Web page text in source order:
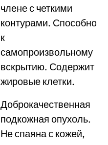
члене с четкими
контурами. Способно
к
самопроизвольному
вскрытию. Содержит
жировые клетки.
Доброкачественная
подкожная опухоль.
Не спаяна с кожей,